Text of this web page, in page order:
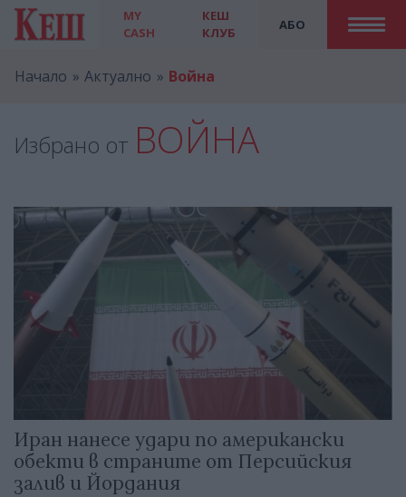
MY
CASH
АБО
КЕШ
КЛУБ
Начало Актуално Война
Избрано от ВОЙНА
Иран нанесе удари по американски
обекти в страните от Персийския
залив и Йордания